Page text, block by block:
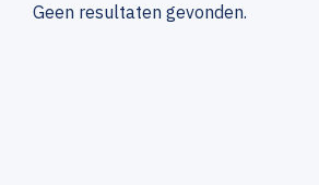
Geen resultaten gevonden.